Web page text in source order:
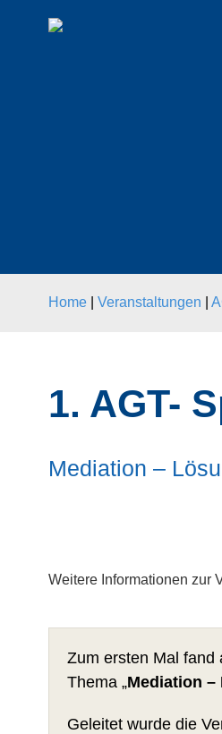
Home| Veranstaltungen
1. AGT-
Mediation –
Weitere Informationen zur
Zum ersten Mal fand
Thema „Mediation –
Geleitet wurde die